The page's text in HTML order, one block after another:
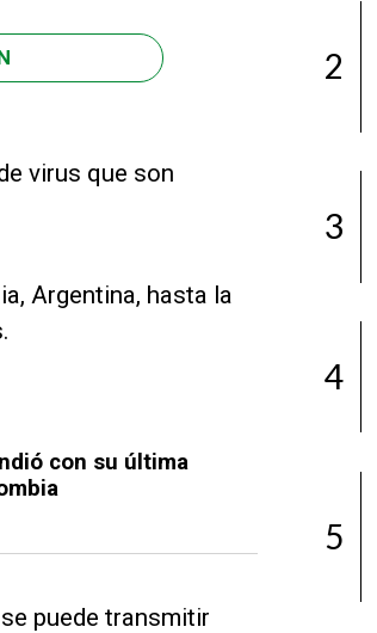
virus que son
Argentina, hasta la
con su última
puede transmitir
2
3
4
5